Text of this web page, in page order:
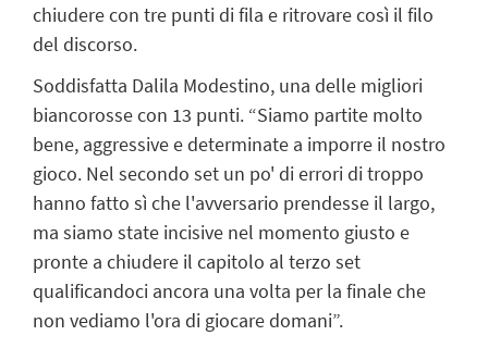
chiudere con tre punti di fila e ritrovare così il filo
del discorso.
Soddisfatta Dalila Modestino, una delle migliori
biancorosse con 13 punti. “Siamo partite molto
bene, aggressive e determinate a imporre il nostro
gioco. Nel secondo set un po' di errori di troppo
hanno fatto sì che l'avversario prendesse il largo,
ma siamo state incisive nel momento giusto e
pronte a chiudere il capitolo al terzo set
qualificandoci ancora una volta per la finale che
non vediamo l'ora di giocare domani”.